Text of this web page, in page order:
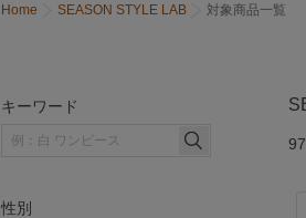
Home SEASON STYLE LAB 対象商品一覧
97
キーワード
性別